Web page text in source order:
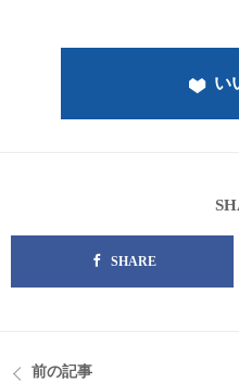
い
SHARE
前の記事